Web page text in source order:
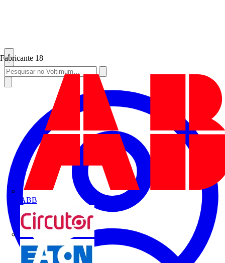
Fabricante 18
ABB
CIRCUTOR